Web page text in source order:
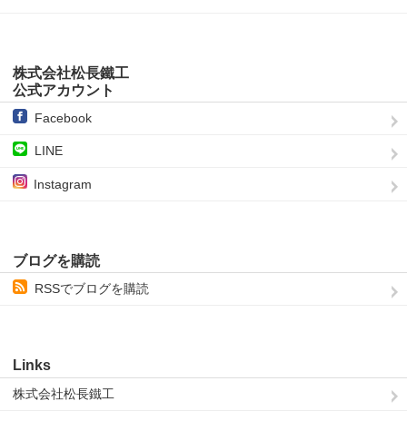
株式会社松長鐵工
公式アカウント
Facebook
LINE
Instagram
ブログを購読
RSSでブログを購読
Links
株式会社松長鐵工